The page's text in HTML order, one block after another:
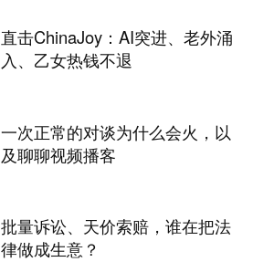
直击ChinaJoy：AI突进、老外涌
入、乙女热钱不退
一次正常的对谈为什么会火，以
及聊聊视频播客
批量诉讼、天价索赔，谁在把法
律做成生意？